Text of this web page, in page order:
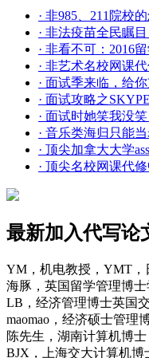
· 非985、211院校
· 非法疫苗全民瞩
· 非看不可：2016
· 非艺术名校网课
· 面试季来临，给
· 面试攻略之
· 面试时她笑我没
· 音乐类海归只能
· 顶尖加拿大大学
· 顶尖名校网课代
最新加入代写论
YM，机电教授，YMT，
海豚，英国留学管理博
LB，经济管理博士英国
maomao，经济硕士管理
陈先生，湖南计算机博
BJX，上海交大计算机博